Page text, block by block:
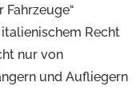
Recht
nur von
und Aufliegern